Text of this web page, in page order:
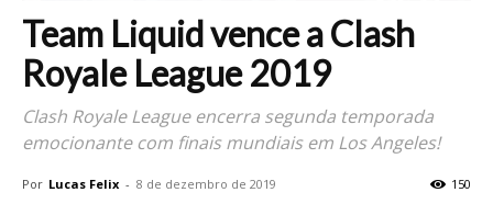
Team Liquid vence a Clash
Royale League 2019
Clash Royale League encerra segunda temporada
emocionante com finais mundiais em Los Angeles!
Por Lucas Felix - 8 de dezembro de 2019 150